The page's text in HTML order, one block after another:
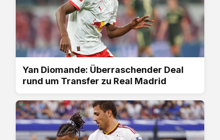
Yan Diomande: Überraschender Deal
rund um Transfer zu Real Madrid